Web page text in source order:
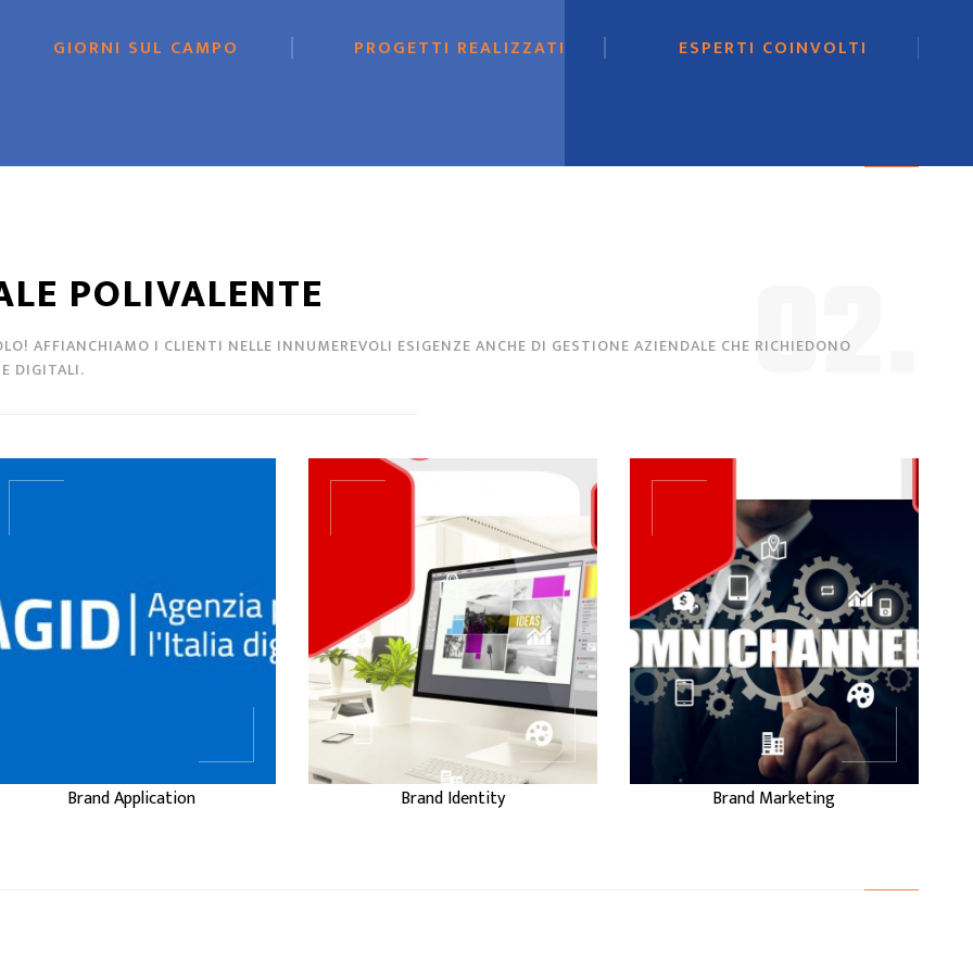
GIORNI SUL CAMPO PROGETTI REALIZZATI ESPERTI COINVOLTI
POLIVALENTE
AFFIANCHIAMO I CLIENTI NELLE INNUMEREVOLI ESIGENZE ANCHE DI GESTIONE AZIENDALE CHE RICHIEDONO
DIGITALI.
...
Brand Application
...
BRAND
Brand Identity
...
BRAND
MARKETING
Brand Marketing
02.